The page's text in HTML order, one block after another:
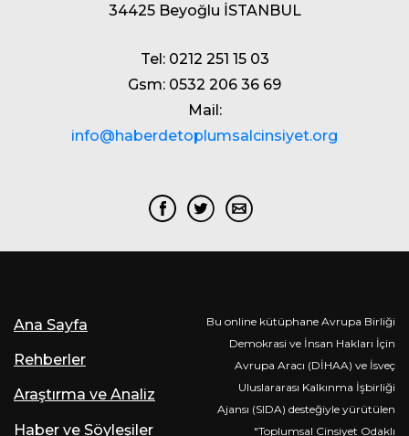
34425 Beyoğlu İSTANBUL
Tel: 0212 251 15 03
Gsm: 0532 206 36 69
Mail:
info@haberdetoplumsalcinsiyet.org
Ana Sayfa
Rehberler
Araştırma ve Analiz
Haber ve Söyleşiler
Bu online kütüphane Avrupa Birliği
Demokrasi ve İnsan Hakları İçin
Avrupa Aracı (DİHAA) ve İsveç
Uluslararası Kalkınma İşbirliği
Ajansı (SIDA) desteğiyle yürütülen
"Toplumsal Cinsiyet Odaklı